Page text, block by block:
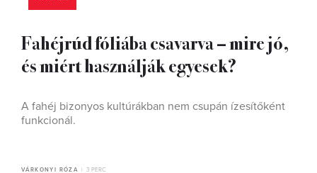
Fahéjrúd fóliába csavarva – mire jó,
és miért használják egyesek?
A fahéj bizonyos kultúrákban nem csupán ízesítőként
funkcionál.
VÁRKONYI RÓZA 3 PERC